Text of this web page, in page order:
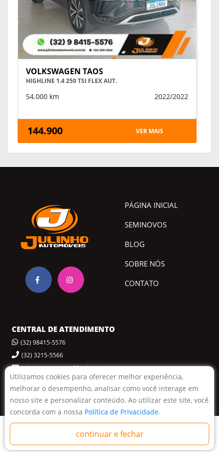
VOLKSWAGEN TAOS
HIGHLINE 1.4 250 TSI FLEX AUT.
54.000 km 2022/2022
144.900 VER MAIS
PÁGINA INICIAL
SEMINOVOS
BLOG
SOBRE NÓS
CONTATO
CENTRAL DE ATENDIMENTO
(32) 98415-5576
(32) 3215-5566
julinhoautomoveisjf@yahoo.com.br
POLÍTICA DE PRIVACIDADE
© 2022 Julinho Automóveis.
Utilizamos cookies para oferecer melhor experiência,
melhorar o desempenho, analisar como você interage em
nosso site e personalizar conteúdo. Ao utilizar este site, você
concorda com a nossa Política de Privacidade.
continuar e fechar